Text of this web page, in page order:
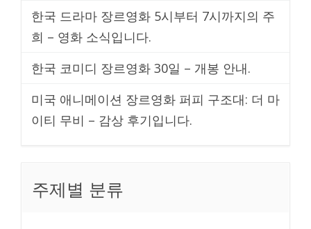
한국 드라마 장르영화 5시부터 7시까지의 주
희 – 영화 소식입니다.
한국 코미디 장르영화 30일 – 개봉 안내.
미국 애니메이션 장르영화 퍼피 구조대: 더 마
이티 무비 – 감상 후기입니다.
주제별 분류